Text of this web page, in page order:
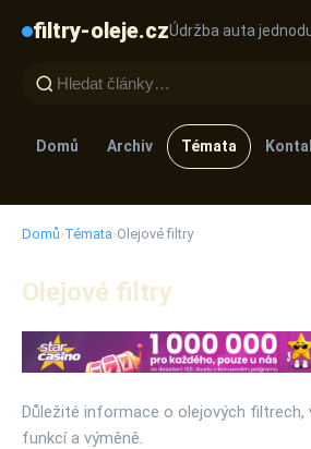
filtry-oleje.czÚdržba auta
Domů Archiv Témata
Domů›Témata›Olejové filtry
Olejové filtry
Důležité informace o olejových filtrech,
funkcí a výměně.